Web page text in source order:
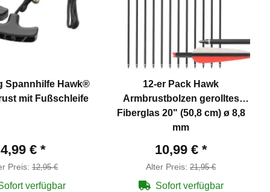
Spannhilfe Hawk®
mit Fußschleife
4,99 € *
Preis: 12,95 €
verfügbar
12-er Pack Hawk
Armbrustbolzen gerolltes
Fiberglas 20" (50,8 cm) ø 8,8
mm
10,99 € *
Alter Preis: 21,95 €
Sofort verfügbar